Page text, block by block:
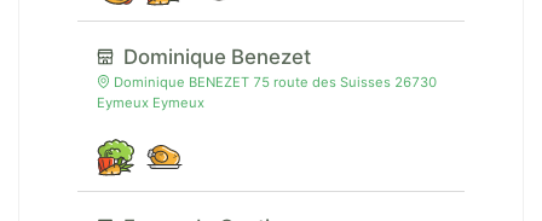
Dominique Benezet
Dominique BENEZET 75 route des Suisses 26730
Eymeux Eymeux